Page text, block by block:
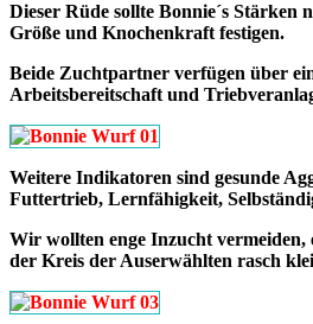
Dieser Rüde sollte Bonnie´s Stärken
Größe und Knochenkraft festigen.
Beide Zuchtpartner verfügen über
Arbeitsbereitschaft und
Weitere Indikatoren sind gesunde
Futtertrieb, Lernfähigkeit,
Wir wollten enge Inzucht vermeiden,
der Kreis der Auserwählten rasch